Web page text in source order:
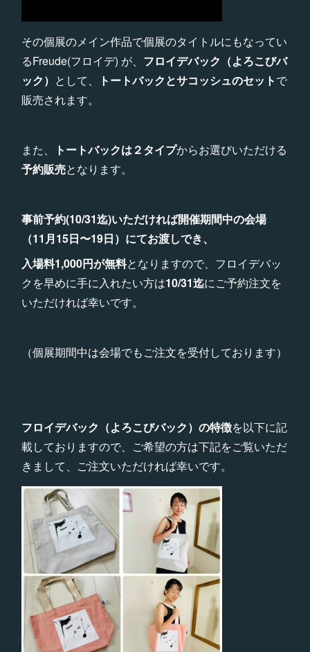
その個展のメイン作品で個展のタイトルにもなってい
るFreude(フロイデ) が、 フロイデバック（よろこびバ
ック） として、 トートバックとサコッシュのセットで
販売されます。
また、 トートバックは２タイプからお選びいただける
予約販売となります。
事前予約(10/31迄)いただければ開催期間中の会場
（11月15日〜19日）にてお渡しでき、
入場料1,000円が無料となりますので、フロイデバッ
クを早めに手に入れたい方は10/31迄にご予約注文を
いただければ幸いです。
（個展期間中は会場でもご注文を受付しております）
フロイデバック（よろこびバック）の特徴を以下に記
載しておりますので、ご希望の方は下記をご覧いただ
きまして、ご注文いただければ幸いです。